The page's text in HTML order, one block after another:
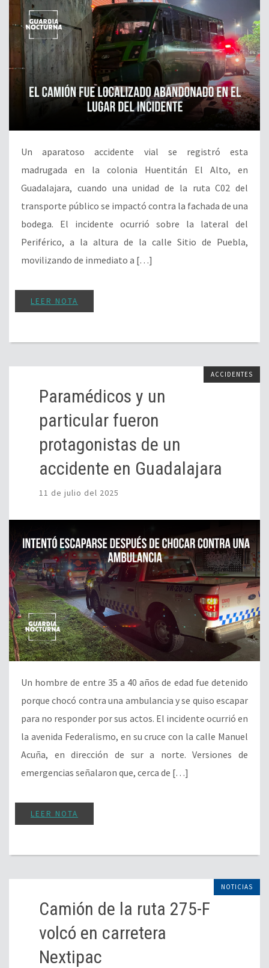
Un aparatoso accidente vial se registró esta
madrugada en la colonia Huentitán El Alto, en
Guadalajara, cuando una unidad de la ruta C02 del
transporte público se impactó contra la fachada de una
bodega. El incidente ocurrió sobre la lateral del
Periférico, a la altura de la calle Sitio de Puebla,
movilizando de inmediato a […]
LEER NOTA
ACCIDENTES
Paramédicos y un
particular fueron
protagonistas de un
accidente en Guadalajara
11 de julio del 2025
Un hombre de entre 35 a 40 años de edad fue detenido
porque chocó contra una ambulancia y se quiso escapar
para no responder por sus actos. El incidente ocurrió en
la avenida Federalismo, en su cruce con la calle Manuel
Acuña, en dirección de sur a norte. Versiones de
emergencias señalaron que, cerca de […]
LEER NOTA
NOTICIAS
Camión de la ruta 275-F
volcó en carretera
Nextipac